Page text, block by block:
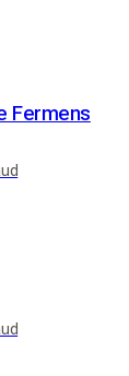
Fermens